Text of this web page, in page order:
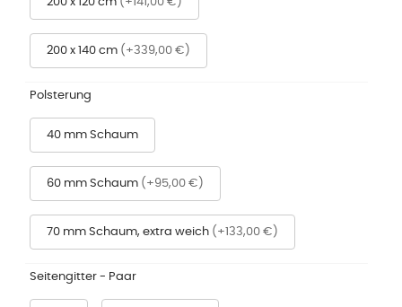
200 x 140 cm (+339,00 €)
Polsterung
40 mm Schaum
60 mm Schaum (+95,00 €)
70 mm Schaum, extra weich (+133,00 €)
Seitengitter - Paar